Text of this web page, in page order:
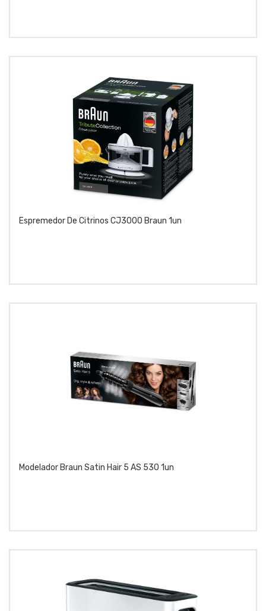
Espremedor De Citrinos CJ3000 Braun 1un
Modelador Braun Satin Hair 5 AS 530 1un